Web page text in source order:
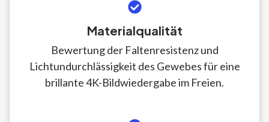
Materialqualität
Bewertung der Faltenresistenz und
Lichtundurchlässigkeit des Gewebes für eine
brillante 4K-Bildwiedergabe im Freien.